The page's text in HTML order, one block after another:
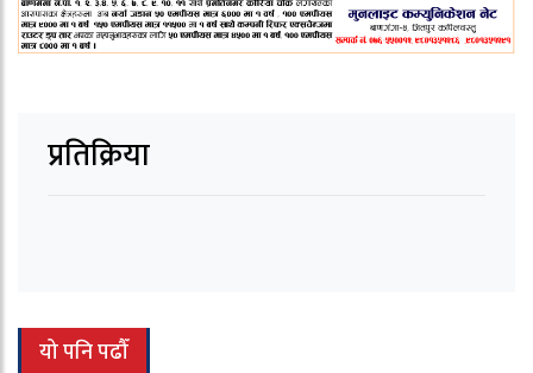
प्रतिक्रिया
यो पनि पढौँ